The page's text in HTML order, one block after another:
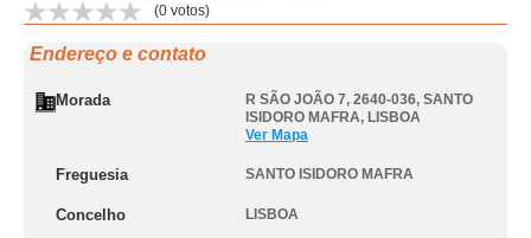
(0 votos)
Endereço e contato
Morada R SÃO JOÃO 7, 2640-036, SANTO
ISIDORO MAFRA, LISBOA
Ver Mapa
Freguesia SANTO ISIDORO MAFRA
Concelho LISBOA